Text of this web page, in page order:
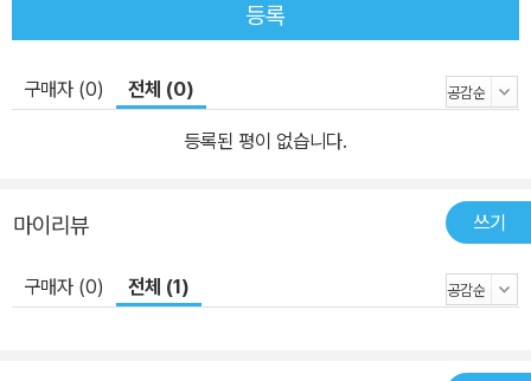
등록
구매자 (0) 전체 (0)
등록된 평이 없습니다.
마이리뷰 쓰기
구매자 (0) 전체 (1)